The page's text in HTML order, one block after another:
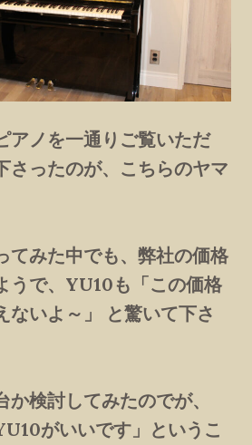
アノを一通りご覧いただ
さったのが、こちらのヤマ
てみた中でも、弊社の価格
うで、YU10も「この価格
ないよ～」 と驚いて下さ
検討してみたのでが、
がいいです」というこ